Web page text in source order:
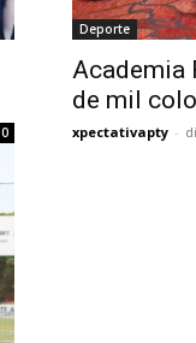
0
Deporte
Academia
de mil
xpectativapty -